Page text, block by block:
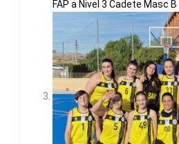
FAP a Nivel 3 Cadete Masc B